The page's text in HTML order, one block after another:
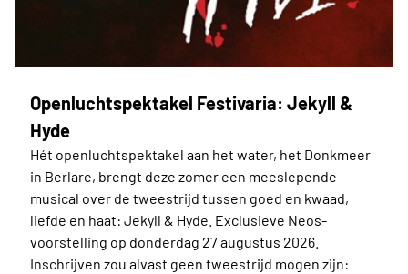
Openluchtspektakel Festivaria: Jekyll &
Hyde
Hét openluchtspektakel aan het water, het Donkmeer
in Berlare, brengt deze zomer een meeslepende
musical over de tweestrijd tussen goed en kwaad,
liefde en haat: Jekyll & Hyde. Exclusieve Neos-
voorstelling op donderdag 27 augustus 2026.
Inschrijven zou alvast geen tweestrijd mogen zijn: